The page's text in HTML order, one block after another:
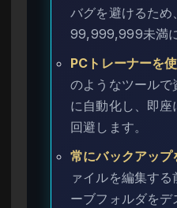
バグを避けるため
99,999,999未満
PCトレーナーを
のようなツール
に自動化し、即
回避します。
常にバックアップ
ァイルを編集す
ーブフォルダを